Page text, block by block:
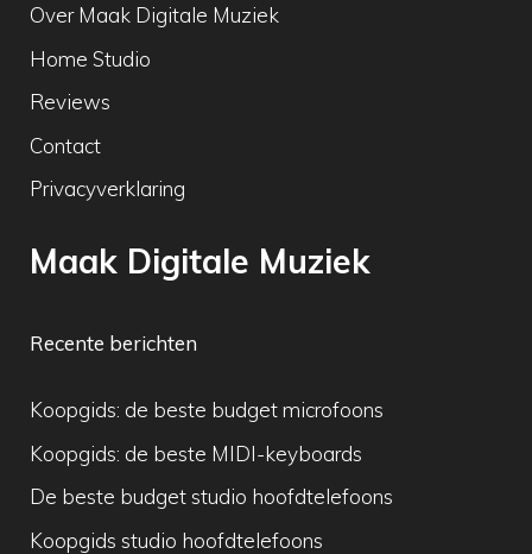
Over Maak Digitale Muziek
Home Studio
Reviews
Contact
Privacyverklaring
Maak Digitale Muziek
Recente berichten
Koopgids: de beste budget microfoons
Koopgids: de beste MIDI-keyboards
De beste budget studio hoofdtelefoons
Koopgids studio hoofdtelefoons